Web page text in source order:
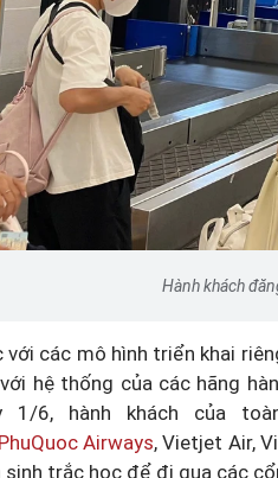
Hành khách
với các mô hình triển khai
hệ thống của các hãng
1/6, hành khách của
Airways, Vietjet Air,
sinh trắc học để đi qua các
Cần phát hiện
mới và bảo vệ
nguy cơ